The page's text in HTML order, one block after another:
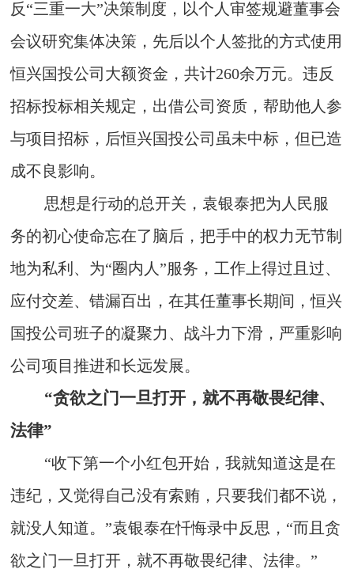
反“三重一大”决策制度，以个人审签规避董事会
会议研究集体决策，先后以个人签批的方式使用
恒兴国投公司大额资金，共计260余万元。违反
招标投标相关规定，出借公司资质，帮助他人参
与项目招标，后恒兴国投公司虽未中标，但已造
成不良影响。
思想是行动的总开关，袁银泰把为人民服
务的初心使命忘在了脑后，把手中的权力无节制
地为私利、为“圈内人”服务，工作上得过且过、
应付交差、错漏百出，在其任董事长期间，恒兴
国投公司班子的凝聚力、战斗力下滑，严重影响
公司项目推进和长远发展。
“贪欲之门一旦打开，就不再敬畏纪律、
法律”
“收下第一个小红包开始，我就知道这是在
违纪，又觉得自己没有索贿，只要我们都不说，
就没人知道。”袁银泰在忏悔录中反思，“而且贪
欲之门一旦打开，就不再敬畏纪律、法律。”